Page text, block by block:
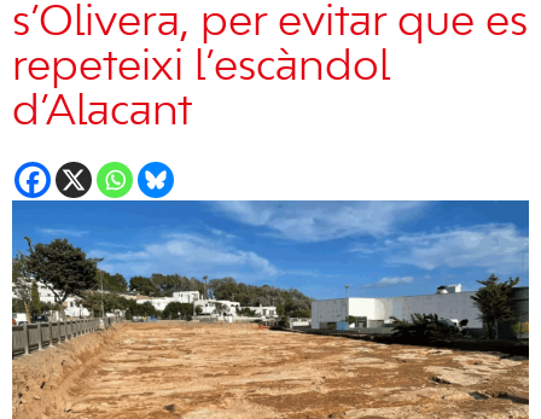
s’Olivera, per evitar que es
repeteixi l’escàndol
d’Alacant